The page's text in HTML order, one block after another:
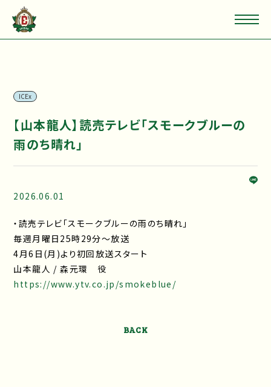
ICEx
【山本龍人】読売テレビ「スモークブルーの
雨のち晴れ」
2026.06.01
・読売テレビ「スモークブルーの雨のち晴れ」
毎週月曜日25時29分～放送
4月6日(月)より初回放送スタート
山本龍人 / 森元環 役
https://www.ytv.co.jp/smokeblue/
BACK